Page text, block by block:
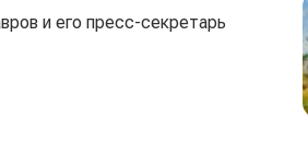
и его пресс-секретарь